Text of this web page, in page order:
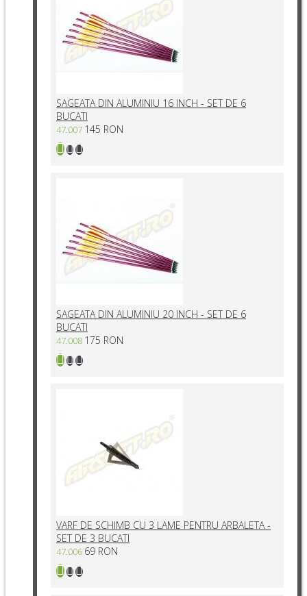
SAGEATA DIN ALUMINIU 16 INCH - SET DE 6
BUCATI
47.007 145 RON
SAGEATA DIN ALUMINIU 20 INCH - SET DE 6
BUCATI
47.008 175 RON
VARF DE SCHIMB CU 3 LAME PENTRU ARBALETA -
SET DE 3 BUCATI
47.006 69 RON